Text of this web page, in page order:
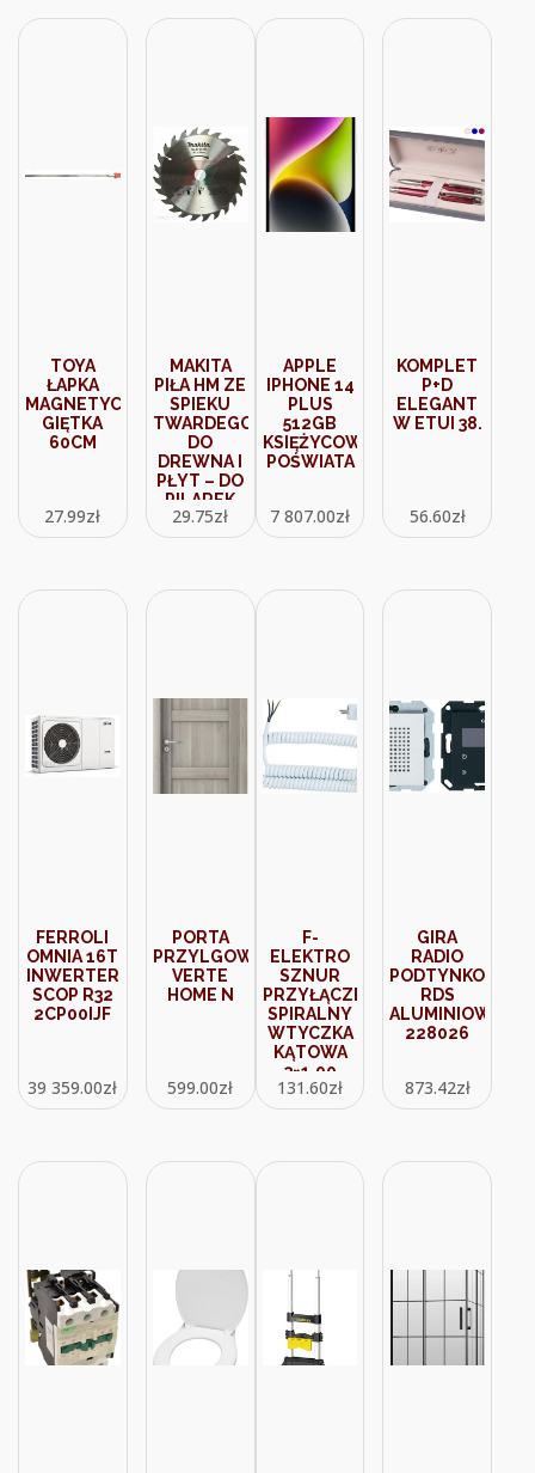
SMART
TOYA
ŁAPKA
MAGNETYCZNA
GIĘTKA
60CM
27.99zł
MAKITA
PIŁA HM ZE
SPIEKU
TWARDEGO
DO
DREWNA I
PŁYT – DO
PILAREK
RĘCZNYCH
(D-03333)
29.75zł
APPLE
IPHONE 14
PLUS
512GB
KSIĘŻYCOWA
POŚWIATA
7 807.00zł
KOMPLET
P+D
ELEGANT
W ETUI 38.
56.60zł
FERROLI
OMNIA 16T
INWERTER
SCOP R32
2CP00IJF
39 359.00zł
PORTA
PRZYLGOWE
VERTE
HOME N
599.00zł
F-
ELEKTRO
SZNUR
PRZYŁĄCZENIOWY
SPIRALNY
WTYCZKA
KĄTOWA
3×1,00
05VVH8-F
BIAŁY
131.60zł
GIRA
RADIO
PODTYNKOWE
RDS
ALUMINIOWE
228026
873.42zł